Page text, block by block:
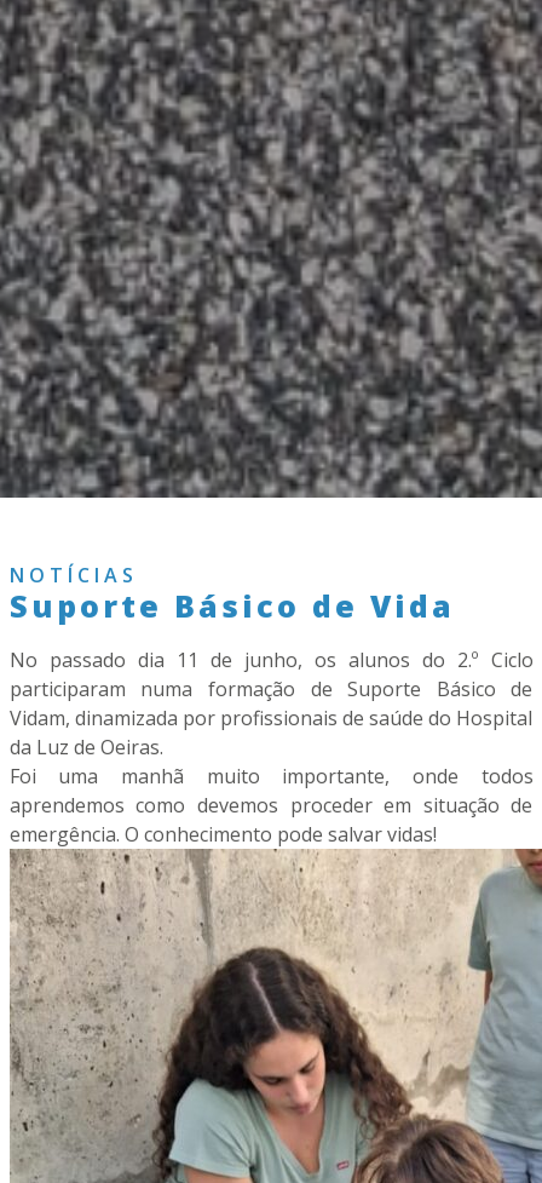
NOTÍCIAS
Suporte Básico de Vida
No passado dia 11 de junho, os alunos do 2.º Ciclo
participaram numa formação de Suporte Básico de
Vidam, dinamizada por profissionais de saúde do Hospital
da Luz de Oeiras.
Foi uma manhã muito importante, onde todos
aprendemos como devemos proceder em situação de
emergência. O conhecimento pode salvar vidas!